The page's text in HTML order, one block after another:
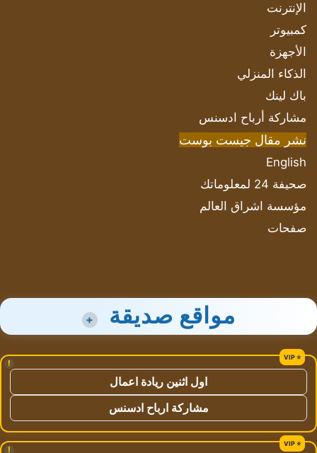
الإنترنت
كمبيوتر
الأجهزة
الذكاء المنزلي
باك لينك
مشاركة أرباح ادسنس
نشر مقال جيست بوست
English
صحيفة 24 لمعلوماتك
مؤسسة اشراق العالم
صفحات
مواقع صديقة +
!
اول اثنين ريادة اعمال
مشاركة ارباح ادسنس
!